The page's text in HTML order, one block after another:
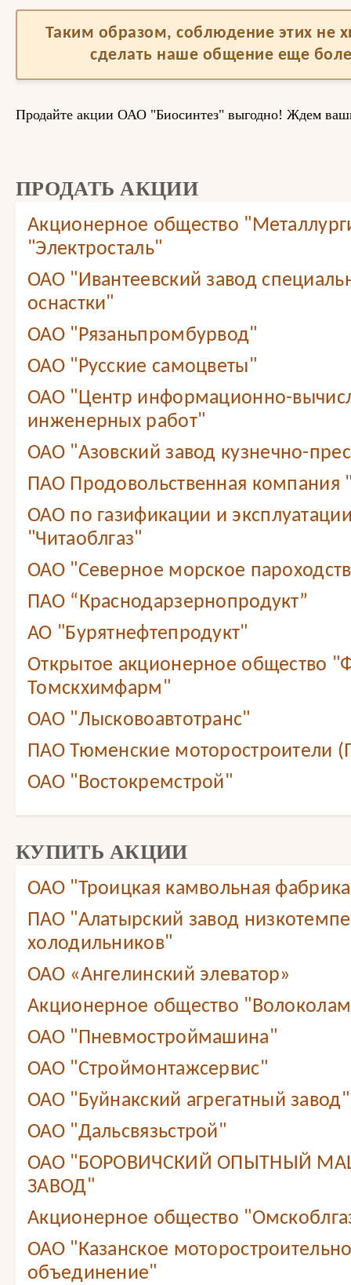
Таким образом, соблюдение этих не
сделать наше общение еще
Продайте акции ОАО "Биосинтез" выгодно! Ждем
ПРОДАТЬ АКЦИИ
Акционерное общество
"Электросталь"
ОАО "Ивантеевский завод
оснастки"
ОАО "Рязаньпромбурвод"
ОАО "Русские самоцветы"
ОАО "Центр информационно-
инженерных работ"
ОАО "Азовский завод кузнечно-
ПАО Продовольственная
ОАО по газификации и эксплуатации
"Читаоблгаз"
ОАО "Северное морское
ПАО “Краснодарзернопродукт”
АО "Бурятнефтепродукт"
Открытое акционерное общество
Томскхимфарм"
ОАО "Лысковоавтотранс"
ПАО Тюменские моторостроители
ОАО "Востокремстрой"
КУПИТЬ АКЦИИ
ОАО "Троицкая камвольная
ПАО "Алатырский завод
холодильников"
ОАО «Ангелинский элеватор»
Акционерное общество
ОАО "Пневмостроймашина"
ОАО "Строймонтажсервис"
ОАО "Буйнакский агрегатный завод"
ОАО "Дальсвязьстрой"
ОАО "БОРОВИЧСКИЙ ОПЫТНЫЙ
ЗАВОД"
Акционерное общество
ОАО "Казанское
объединение"